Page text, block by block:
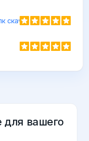
вашего